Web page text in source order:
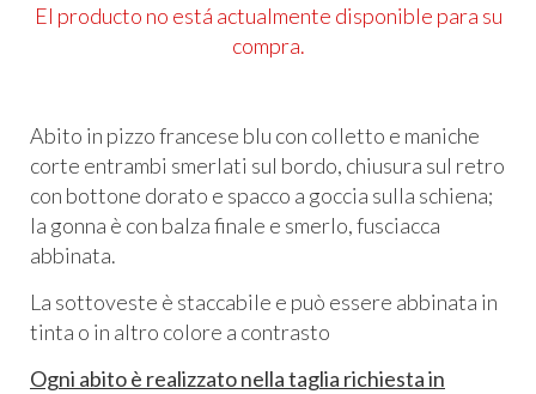
El producto no está actualmente disponible para su
compra.
Abito in pizzo francese blu con colletto e maniche
corte entrambi smerlati sul bordo, chiusura sul retro
con bottone dorato e spacco a goccia sulla schiena;
la gonna è con balza finale e smerlo, fusciacca
abbinata.
La sottoveste è staccabile e può essere abbinata in
tinta o in altro colore a contrasto
Ogni abito è realizzato nella taglia richiesta in